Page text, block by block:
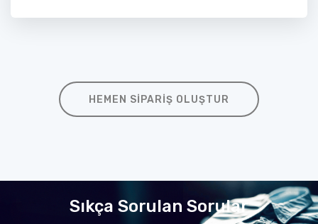
HEMEN SIPARIŞ OLUŞTUR
Sıkça Sorulan Sorular